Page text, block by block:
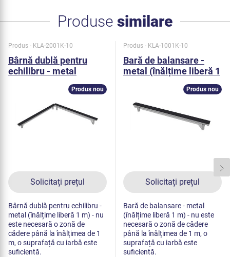
Produse similare
Produs - KLA-2001K-10
Bârnă dublă pentru
echilibru - metal
(înălțime liberă 1 m)
Solicitați prețul
Produs nou
Bârnă dublă pentru echilibru -
metal (înălțime liberă 1 m) - nu
este necesară o zonă de
cădere până la înălțimea de 1
m, o suprafață cu iarbă este
suficientă.
Produs - KLA-1001K-10
Bară de balansare -
metal (înălțime liberă 1
Solicitați prețul
Produs nou
Bară de balansare - metal
(înălțime liberă 1 m) - nu este
necesară o zonă de cădere
până la înălțimea de 1 m, o
suprafață cu iarbă este
suficientă.